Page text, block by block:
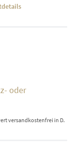
oder
versandkostenfrei in D.